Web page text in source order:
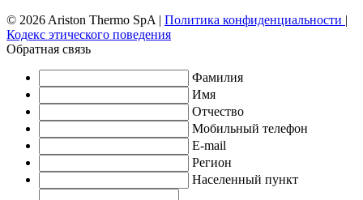
© 2026 Ariston Thermo SpA | Политика конфиденциальности |
Кодекс этического поведения
Обратная связь
Фамилия
Имя
Отчество
Мобильный телефон
E-mail
Регион
Населенный пункт